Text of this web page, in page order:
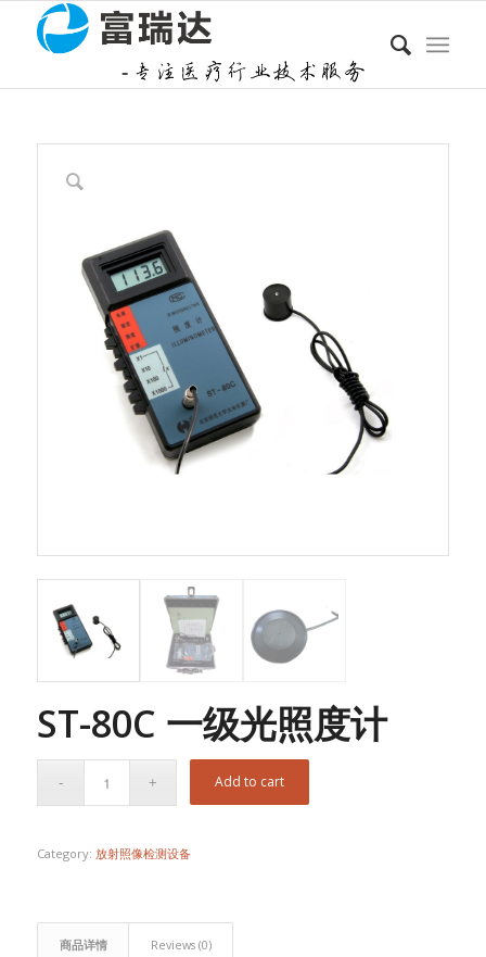
ST-80C 一级光照度计
Add to cart
Category: 放射照像检测设备
商品详情 Reviews (0)